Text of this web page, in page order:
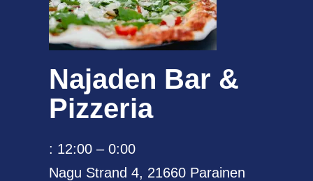
Najaden Bar &
Pizzeria
: 12:00 – 0:00
Nagu Strand 4, 21660 Parainen